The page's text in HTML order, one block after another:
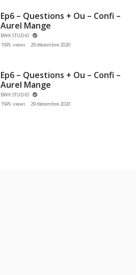
Ep6 – Questions + Ou – Confi –
Aurel Mange
BWK STUDIO
1595 views
29 décembre 2020
Ep6 – Questions + Ou – Confi –
Aurel Mange
BWK STUDIO
1595 views
29 décembre 2020